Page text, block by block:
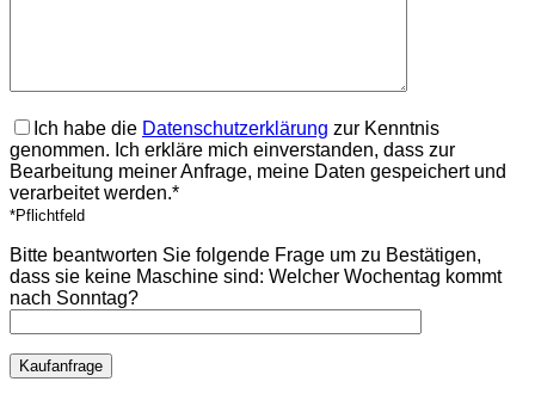
Ich habe die Datenschutzerklärung zur Kenntnis
genommen. Ich erkläre mich einverstanden, dass zur
Bearbeitung meiner Anfrage, meine Daten gespeichert und
verarbeitet werden.*
*Pflichtfeld
Bitte beantworten Sie folgende Frage um zu Bestätigen,
dass sie keine Maschine sind: Welcher Wochentag kommt
nach Sonntag?